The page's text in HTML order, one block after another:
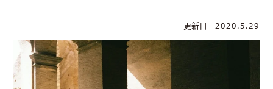
更新日 2020.5.29